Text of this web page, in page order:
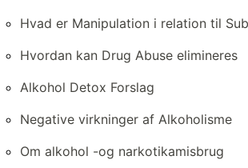
Hvad er Manipulation i relation til
Hvordan kan Drug Abuse elimineres
Alkohol Detox Forslag
Negative virkninger af Alkoholisme
Om alkohol -og narkotikamisbrug